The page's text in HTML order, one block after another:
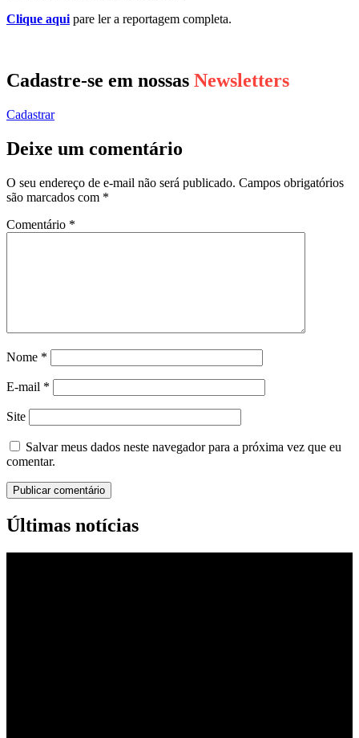
Clique aqui pare ler a reportagem completa.
Cadastre-se em nossas Newsletters
Cadastrar
Deixe um comentário
O seu endereço de e-mail não será publicado. Campos obrigatórios
são marcados com *
Comentário *
Nome *
E-mail *
Site
Salvar meus dados neste navegador para a próxima vez que eu
comentar.
Últimas notícias